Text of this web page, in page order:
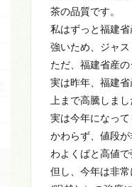
茶の品質です。
私はずっと福建
強いため、ジャス
ただ、福建省産
実は昨年、福建
上まで高騰しまし
実は今年になっ
かわらず、値段
わよくばと高値で
但し、今年は非